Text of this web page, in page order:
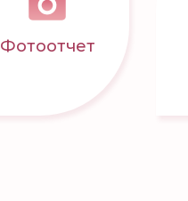
Фотоотчет